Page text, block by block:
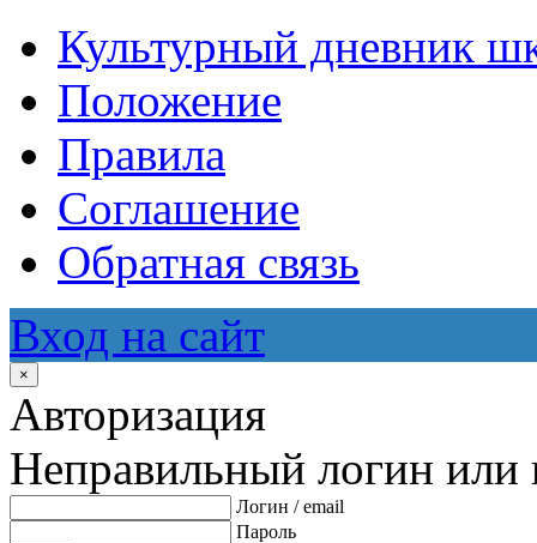
Культурный дневник
Положение
Правила
Соглашение
Обратная связь
Вход на сайт
×
Авторизация
Неправильный логин или
Логин / email
Пароль